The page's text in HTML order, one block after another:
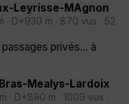
Leyrisse-MAgnon
· D+930 m · 870 vus · 52
privés... à
Mealys-Lardoix
· D+890 m · 1009 vus ·